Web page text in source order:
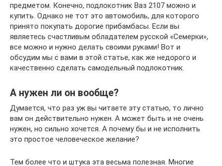
предметом. Конечно, подлокотник Ваз 2107 можно и
купить. Однако не тот это автомобиль, для которого
принято покупать дорогие прибамбасы. Если вы
являетесь счастливым обладателем русской «Семерки»,
все можно и нужно делать своими руками! Вот и
обсудим мы с вами в этой статье, как же недорого и
качественно сделать самодельный подлокотник.
А нужен ли он вообще?
Думается, что раз уж вы читаете эту статью, то лично
вам он действительно нужен. А может быть и не очень
нужен, но сильно хочется. А почему бы и не исполнить
это простое человеческое желание?
Тем более что и штука эта весьма полезная. Многие